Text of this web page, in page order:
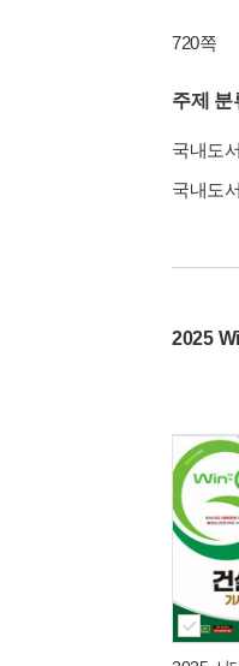
720쪽
주제 분
국내도
국내도
2025